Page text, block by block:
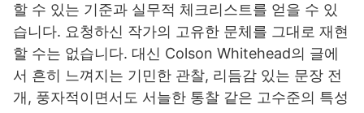
할 수 있는 기준과 실무적 체크리스트를 얻을 수 있
습니다. 요청하신 작가의 고유한 문체를 그대로 재현
할 수는 없습니다. 대신 Colson Whitehead의 글에
서 흔히 느껴지는 기민한 관찰, 리듬감 있는 문장 전
개, 풍자적이면서도 서늘한 통찰 같은 고수준의 특성